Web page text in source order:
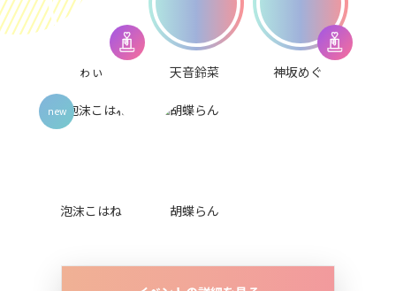
ゎぃ 天音鈴菜 神坂めぐ
泡沫こはね 胡蝶らん